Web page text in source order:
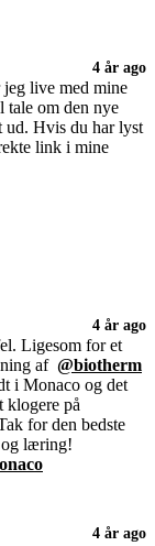
4 år ago
live med mine
tale om den nye
ud. Hvis du har lyst
link i mine
4 år ago
Ligesom for et
af @biotherm
i Monaco og det
klogere på
for den bedste
og læring!
4 år ago